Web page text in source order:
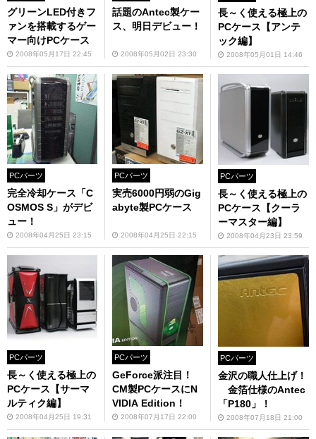
グリーンLED付きフ
ァンを搭載するゲー
マー向けPCケース
2008年05月17日 22:45
話題のAntec製ケー
ス、明日デビュー！
2008年05月02日 23:30
長～く使える極上の
PCケース【アンテ
ック編】
2008年05月01日 14:46
PCパーツ
完全冷却ケース「C
OSMOS S」がデビ
ュー！
2008年04月25日 23:15
PCパーツ
実売6000円弱のGig
abyte製PCケース
2008年04月25日 22:15
PCパーツ
長～く使える極上の
PCケース【クーラ
ーマスター編】
2008年04月23日 23:59
PCパーツ
長～く使える極上の
PCケース【サーマ
ルティク編】
2008年04月25日 19:31
PCパーツ
GeForce派注目！
CM製PCケースにN
VIDIA Edition！
2008年07月17日 22:00
PCパーツ
金沢の職人仕上げ！
金箔仕様のAntec
「P180」！
2008年07月18日 21:00